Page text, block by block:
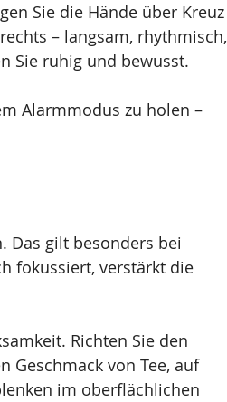
Sie die Hände über Kreuz
– langsam, rhythmisch,
Sie ruhig und bewusst.
Alarmmodus zu holen –
Das gilt besonders bei
fokussiert, verstärkt die
Richten Sie den
Geschmack von Tee, auf
im oberflächlichen